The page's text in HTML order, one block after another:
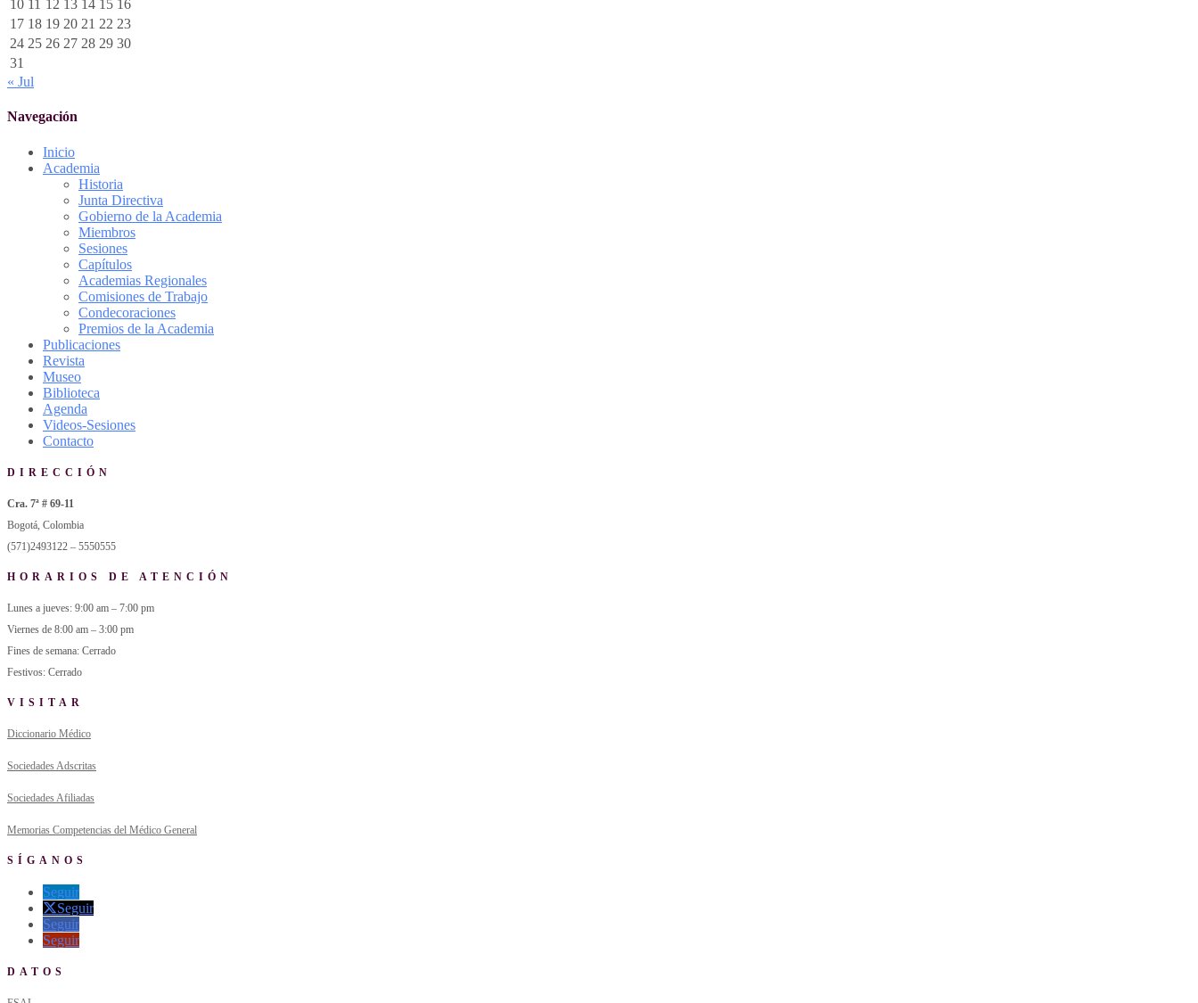
10 11 12 13 14 15 16
17 18 19 20 21 22 23
24 25 26 27 28 29 30
31
« Jul
Navegación
Inicio
Academia
Historia
Junta Directiva
Gobierno de la Academia
Miembros
Sesiones
Capítulos
Academias Regionales
Comisiones de Trabajo
Condecoraciones
Premios de la Academia
Publicaciones
Revista
Museo
Biblioteca
Agenda
Videos-Sesiones
Contacto
DIRECCIÓN
Cra. 7ª # 69-11
Bogotá, Colombia
(571)2493122 – 5550555
HORARIOS DE ATENCIÓN
Lunes a jueves: 9:00 am – 7:00 pm
Viernes de 8:00 am – 3:00 pm
Fines de semana: Cerrado
Festivos: Cerrado
VISITAR
Diccionario Médico
Sociedades Adscritas
Sociedades Afiliadas
Memorias Competencias del Médico General
SÍGANOS
Seguir
Seguir
Seguir
Seguir
DATOS